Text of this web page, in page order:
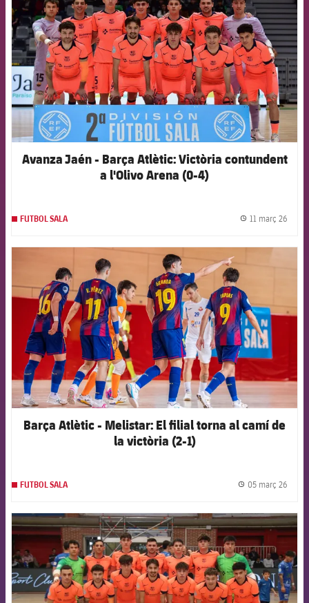
Avanza Jaén - Barça Atlètic: Victòria contundent
a l'Olivo Arena (0-4)
FUTBOL SALA 11 març 26
FCB Barcelona badge
Barça Atlètic - Melistar: El filial torna al camí de
la victòria (2-1)
FUTBOL SALA 05 març 26
FCB Barcelona badge